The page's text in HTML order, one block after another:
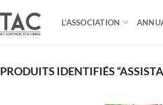
L’ASSOCIATION
PRODUITS IDENTIFIÉS